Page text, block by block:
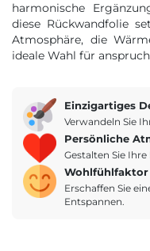
harmonische
diese Rückwandfolie
Atmosphäre, die
ideale Wahl für
Einzigartiges
Verwandeln Sie
Persönliche
Gestalten Sie
Wohlfühlfaktor
Erschaffen Sie
Entspannen.